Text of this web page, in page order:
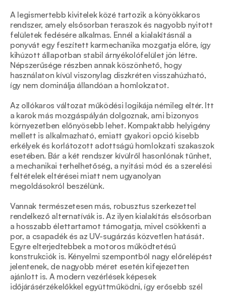
A legismertebb kivitelek közé tartozik a könyökkaros
rendszer, amely elsősorban teraszok és nagyobb nyitott
felületek fedésére alkalmas. Ennél a kialakításnál a
ponyvát egy feszített karmechanika mozgatja előre, így
kihúzott állapotban stabil árnyékolófelület jön létre.
Népszerűsége részben annak köszönhető, hogy
használaton kívül viszonylag diszkréten visszahúzható,
így nem dominálja állandóan a homlokzatot.
Az ollókaros változat működési logikája némileg eltér. Itt
a karok más mozgáspályán dolgoznak, ami bizonyos
környezetben előnyösebb lehet. Kompaktabb helyigény
mellett is alkalmazható, emiatt gyakori opció kisebb
erkélyek és korlátozott adottságú homlokzati szakaszok
esetében. Bár a két rendszer kívülről hasonlónak tűnhet,
a mechanikai terhelhetőség, a nyitási mód és a szerelési
feltételek eltérései miatt nem ugyanolyan
megoldásokról beszélünk.
Vannak természetesen más, robusztus szerkezettel
rendelkező alternatívák is. Az ilyen kialakítás elsősorban
a hosszabb élettartamot támogatja, mivel csökkenti a
por, a csapadék és az UV-sugárzás közvetlen hatását.
Egyre elterjedtebbek a motoros működtetésű
konstrukciók is. Kényelmi szempontból nagy előrelépést
jelentenek, de nagyobb méret esetén kifejezetten
ajánlott is. A modern vezérlések képesek
időjárásérzékelőkkel együttműködni, így erősebb szél